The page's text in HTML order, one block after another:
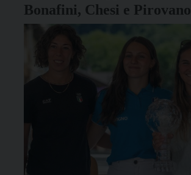
Bonafini, Chesi e Pirovano